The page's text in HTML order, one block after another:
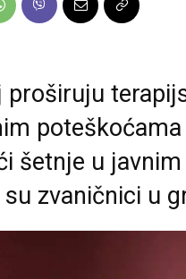
proširuju
šetnje u
zvaničnici u